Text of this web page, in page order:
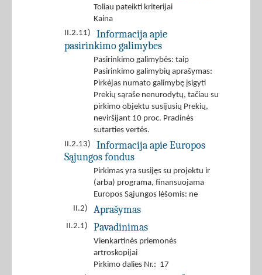
Toliau pateikti kriterijai
Kaina
II.2.11)
Informacija apie
pasirinkimo galimybes
Pasirinkimo galimybės: taip
Pasirinkimo galimybių aprašymas:
Pirkėjas numato galimybę įsigyti
Prekių sąraše nenurodytų, tačiau su
pirkimo objektu susijusių Prekių,
neviršijant 10 proc. Pradinės
sutarties vertės.
II.2.13)
Informacija apie Europos
Sąjungos fondus
Pirkimas yra susijęs su projektu ir
(arba) programa, finansuojama
Europos Sąjungos lėšomis: ne
II.2)
Aprašymas
II.2.1) Pavadinimas
Vienkartinės priemonės
artroskopijai
Pirkimo dalies Nr.: 17